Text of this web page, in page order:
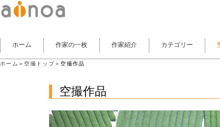
ホーム 作家の一枚 作家紹介 カテゴリー
ホーム ＞ 空撮トップ＞空撮作品
空撮作品